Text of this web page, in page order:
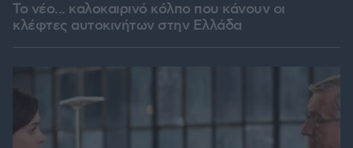
Το νέο... καλοκαιρινό κόλπο που κάνουν οι
κλέφτες αυτοκινήτων στην Ελλάδα